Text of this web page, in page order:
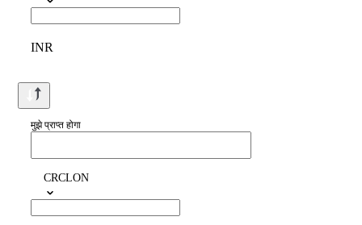
INR
मुझे प्राप्त होगा
CRCLON